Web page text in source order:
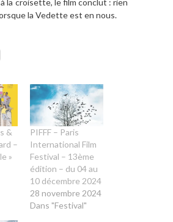
la croisette, le film conclut : rien
la Vedette est en nous.
&
–
»
PIFFF – Paris
International Film
Festival – 13ème
édition – du 04 au
10 décembre 2024
28 novembre 2024
Dans "Festival"